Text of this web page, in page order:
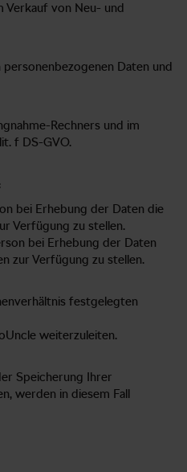
Verkauf von Neu- und
Daten und
Rechners und im
f DS-GVO.
bei Erhebung der Daten die
Verfügung zu stellen.
bei Erhebung der Daten
zur Verfügung zu stellen.
festgelegten
weiterzuleiten.
Speicherung Ihrer
werden in diesem Fall